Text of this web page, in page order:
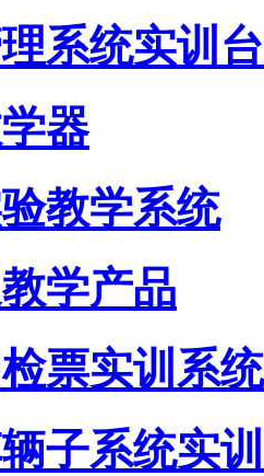
系统实训台
器
教学系统
学产品
票实训系统
子系统实